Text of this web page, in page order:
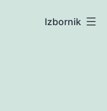
Izbornik